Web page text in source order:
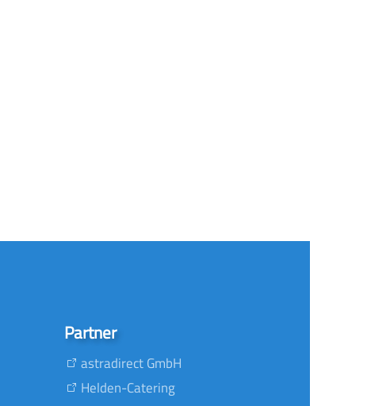
Partner
astradirect GmbH
Helden-Catering